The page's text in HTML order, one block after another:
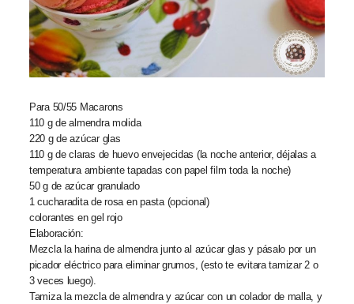
Para 50/55 Macarons
110 g de almendra molida
220 g de azúcar glas
110 g de claras de huevo envejecidas (la noche anterior, déjalas a
temperatura ambiente tapadas con papel film toda la noche)
50 g de azúcar granulado
1 cucharadita de rosa en pasta (opcional)
colorantes en gel rojo
Elaboración:
Mezcla la harina de almendra junto al azúcar glas y pásalo por un
picador eléctrico para eliminar grumos, (esto te evitara tamizar 2 o
3 veces luego).
Tamiza la mezcla de almendra y azúcar con un colador de malla, y